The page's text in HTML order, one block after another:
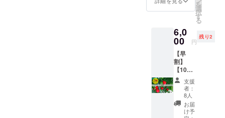
行う
穫した
とうが
らし等
を送り
ます。
※十色で
は収穫
時期な
ど人手
が必要
な時期
を
選
択
す
る
6,0
00 円
残り2
【早
割】
【10個
限
定！
とうが
らし地
獄1kg
支援
者：
8人
お届
け予